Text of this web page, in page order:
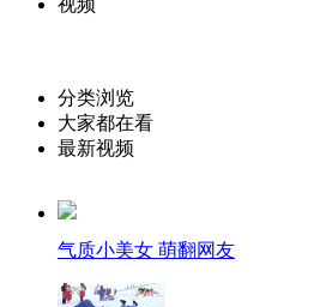
分类浏览
大家都在看
最新视频
气质小美女 萌翻网友